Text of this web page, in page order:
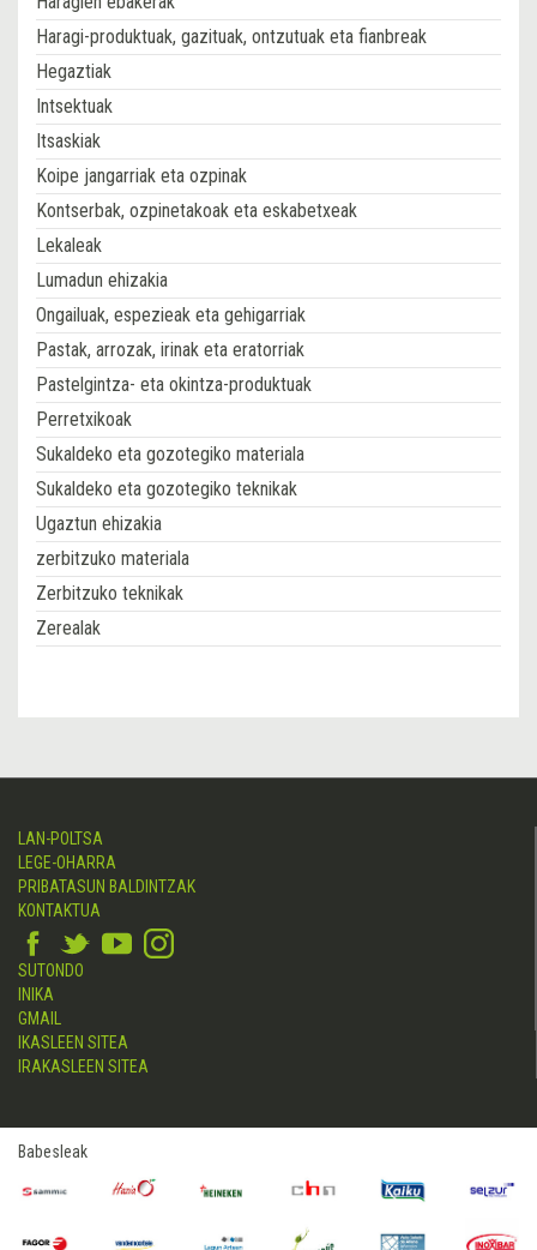
Haragi-produktuak, gazituak, ontzutuak eta fianbreak
Hegaztiak
Intsektuak
Itsaskiak
Koipe jangarriak eta ozpinak
Kontserbak, ozpinetakoak eta eskabetxeak
Lekaleak
Lumadun ehizakia
Ongailuak, espezieak eta gehigarriak
Pastak, arrozak, irinak eta eratorriak
Pastelgintza- eta okintza-produktuak
Perretxikoak
Sukaldeko eta gozotegiko materiala
Sukaldeko eta gozotegiko teknikak
Ugaztun ehizakia
zerbitzuko materiala
Zerbitzuko teknikak
Zerealak
LAN-POLTSA
LEGE-OHARRA
PRIBATASUN BALDINTZAK
KONTAKTUA
SUTONDO
INIKA
GMAIL
IKASLEEN SITEA
IRAKASLEEN SITEA
Babesleak